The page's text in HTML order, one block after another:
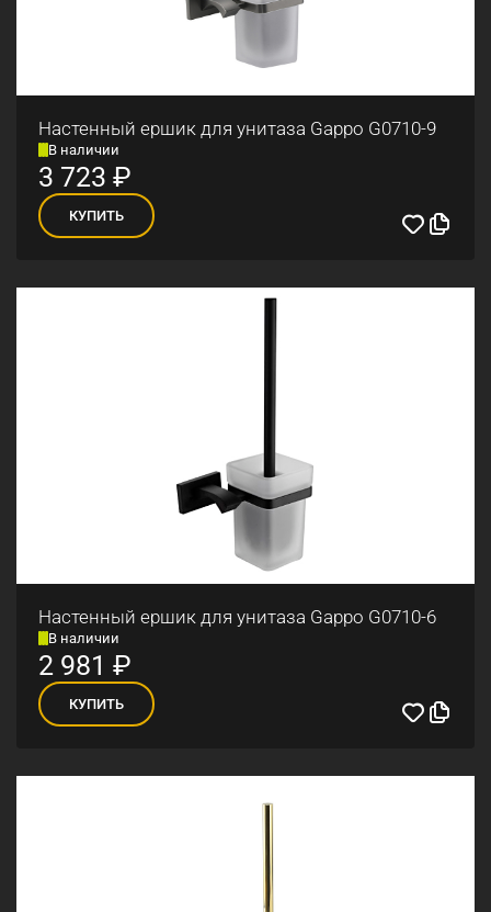
Настенный ершик для унитаза Gappo G0710-9
В наличии
3 723 ₽
КУПИТЬ
Настенный ершик для унитаза Gappo G0710-6
В наличии
2 981 ₽
КУПИТЬ